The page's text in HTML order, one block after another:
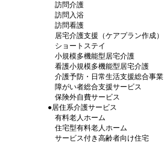
訪問介護
訪問入浴
訪問看護
居宅介護支援（ケアプラン作成）
ショートステイ
小規模多機能型居宅介護
看護小規模多機能型居宅介護
介護予防・日常生活支援総合事業
障がい者総合支援サービス
保険外自費サービス
●居住系介護サービス
有料老人ホーム
住宅型有料老人ホーム
サービス付き高齢者向け住宅